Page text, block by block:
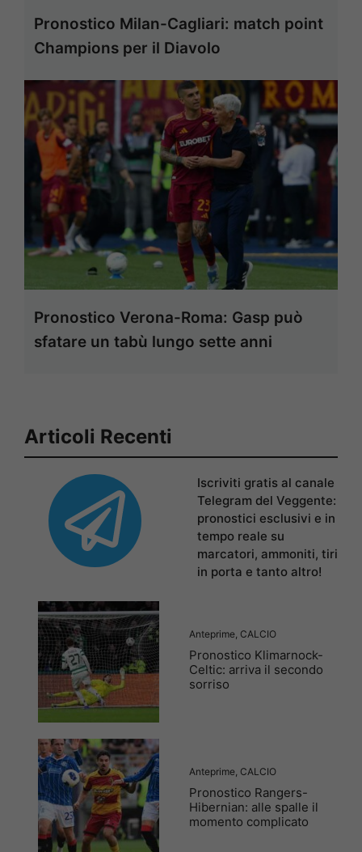
Pronostico Milan-Cagliari: match point
Champions per il Diavolo
Pronostico Verona-Roma: Gasp può
sfatare un tabù lungo sette anni
Articoli Recenti
Iscriviti gratis al canale
Telegram del Veggente:
pronostici esclusivi e in
tempo reale su
marcatori, ammoniti, tiri
in porta e tanto altro!
Anteprime, CALCIO
Pronostico Klimarnock-
Celtic: arriva il secondo
sorriso
Anteprime, CALCIO
Pronostico Rangers-
Hibernian: alle spalle il
momento complicato